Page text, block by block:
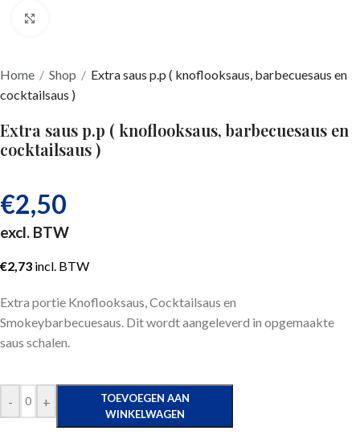
Home / Shop / Extra saus p.p ( knoflooksaus, barbecuesaus en
cocktailsaus )
Extra saus p.p ( knoflooksaus, barbecuesaus en
cocktailsaus )
€2,50
excl. BTW
€2,73 incl. BTW
Extra portie Knoflooksaus, Cocktailsaus en
Smokeybarbecuesaus. Dit wordt aangeleverd in opgemaakte
saus schalen.
- +
TOEVOEGEN AAN
WINKELWAGEN